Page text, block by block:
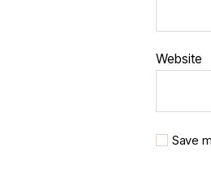
Website
Save